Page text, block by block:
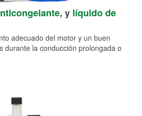
, y líquido de
adecuado del motor y un buen
durante la conducción prolongada o